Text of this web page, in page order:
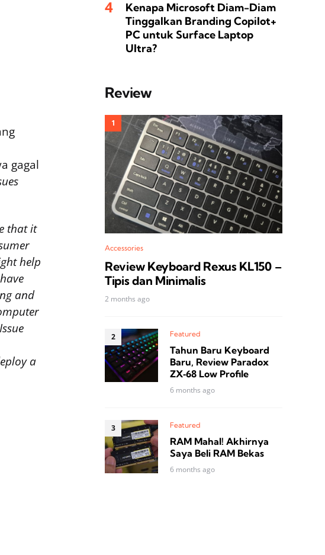
gagal
that it
help
and
a
Kenapa Microsoft Diam-Diam
Tinggalkan Branding Copilot+
PC untuk Surface Laptop
Ultra?
Review
Accessories
Review Keyboard Rexus KL150 –
Tipis dan Minimalis
2 months ago
Featured
Tahun Baru Keyboard
Baru, Review Paradox
ZX‑68 Low Profile
6 months ago
Featured
RAM Mahal! Akhirnya
Saya Beli RAM Bekas
6 months ago